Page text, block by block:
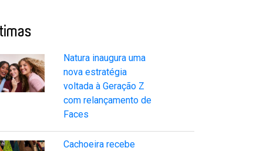
Natura inaugura uma
nova estratégia
voltada à Geração Z
com relançamento de
Faces
Cachoeira recebe